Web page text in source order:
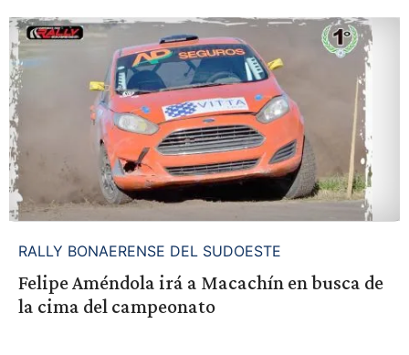
RALLY BONAERENSE DEL SUDOESTE
Felipe Améndola irá a Macachín en busca de
la cima del campeonato